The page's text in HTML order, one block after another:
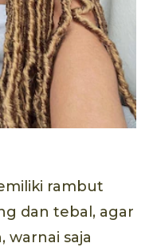
rambut
dan tebal, agar
warnai saja